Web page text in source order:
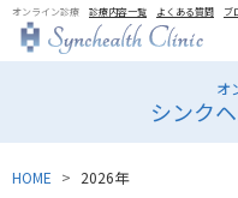
オンライン診療 診療内容一覧 よくある質問 ブ
オ
シンク
HOME 2026年